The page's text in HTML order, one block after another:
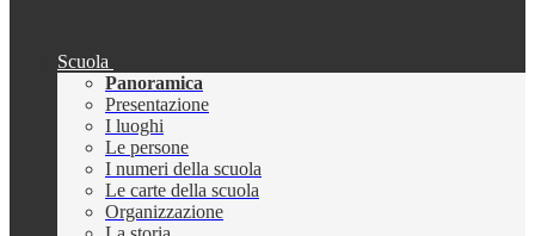
Scuola
Panoramica
Presentazione
I luoghi
Le persone
I numeri della scuola
Le carte della scuola
Organizzazione